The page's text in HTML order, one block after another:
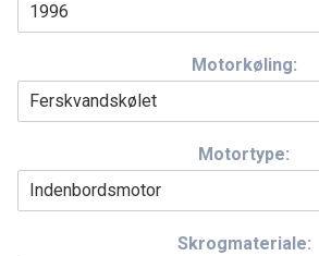
Motorkøling:
Motortype:
Skrogmateriale: